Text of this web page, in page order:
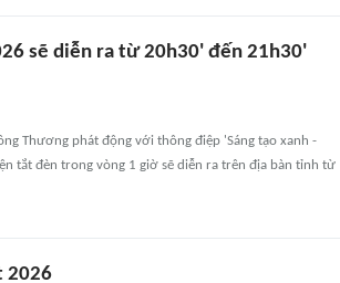
sẽ diễn ra từ 20h30' đến 21h30'
Thương phát động với thông điệp 'Sáng tạo xanh -
tắt đèn trong vòng 1 giờ sẽ diễn ra trên địa bàn tỉnh từ
2026